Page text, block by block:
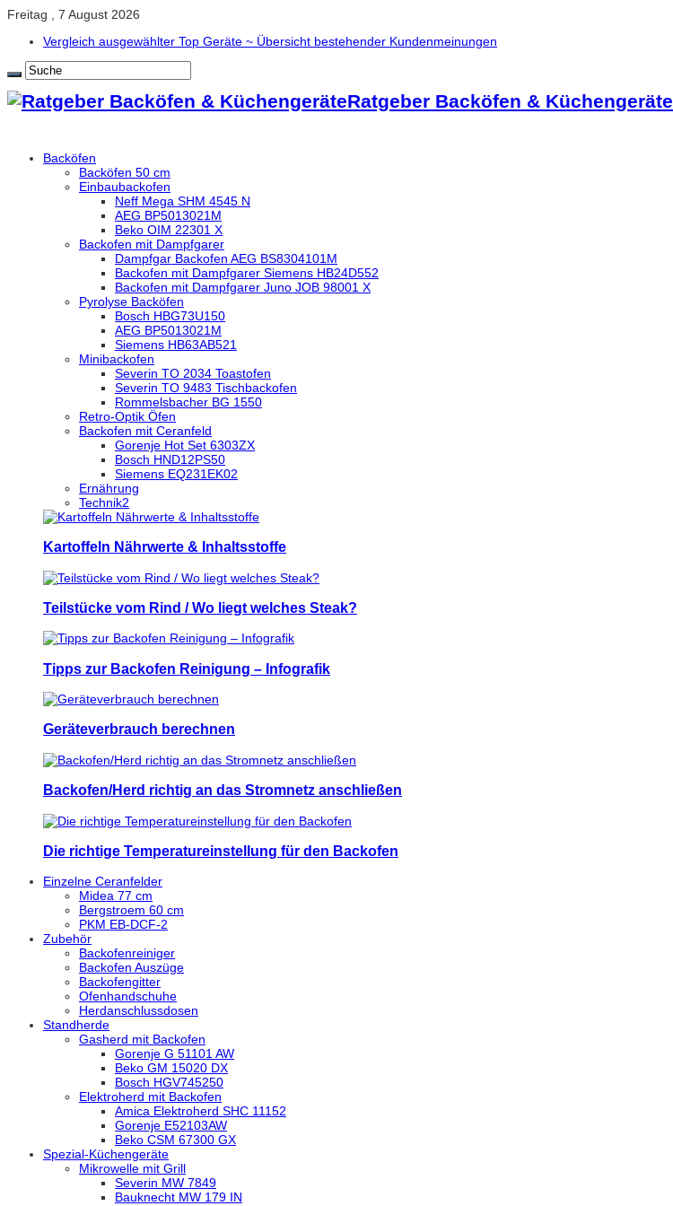
Freitag , 7 August 2026
Vergleich ausgewählter Top Geräte ~ Übersicht bestehender Kundenmeinungen
Ratgeber Backöfen & Küchengeräte
Backöfen
Backöfen 50 cm
Einbaubackofen
Neff Mega SHM 4545 N
AEG BP5013021M
Beko OIM 22301 X
Backofen mit Dampfgarer
Dampfgar Backofen AEG BS8304101M
Backofen mit Dampfgarer Siemens HB24D552
Backofen mit Dampfgarer Juno JOB 98001 X
Pyrolyse Backöfen
Bosch HBG73U150
AEG BP5013021M
Siemens HB63AB521
Minibackofen
Severin TO 2034 Toastofen
Severin TO 9483 Tischbackofen
Rommelsbacher BG 1550
Retro-Optik Öfen
Backofen mit Ceranfeld
Gorenje Hot Set 6303ZX
Bosch HND12PS50
Siemens EQ231EK02
Ernährung
Technik2
Kartoffeln Nährwerte & Inhaltsstoffe
Teilstücke vom Rind / Wo liegt welches Steak?
Tipps zur Backofen Reinigung – Infografik
Geräteverbrauch berechnen
Backofen/Herd richtig an das Stromnetz anschließen
Die richtige Temperatureinstellung für den Backofen
Einzelne Ceranfelder
Midea 77 cm
Bergstroem 60 cm
PKM EB-DCF-2
Zubehör
Backofenreiniger
Backofen Auszüge
Backofengitter
Ofenhandschuhe
Herdanschlussdosen
Standherde
Gasherd mit Backofen
Gorenje G 51101 AW
Beko GM 15020 DX
Bosch HGV745250
Elektroherd mit Backofen
Amica Elektroherd SHC 11152
Gorenje E52103AW
Beko CSM 67300 GX
Spezial-Küchengeräte
Mikrowelle mit Grill
Severin MW 7849
Bauknecht MW 179 IN